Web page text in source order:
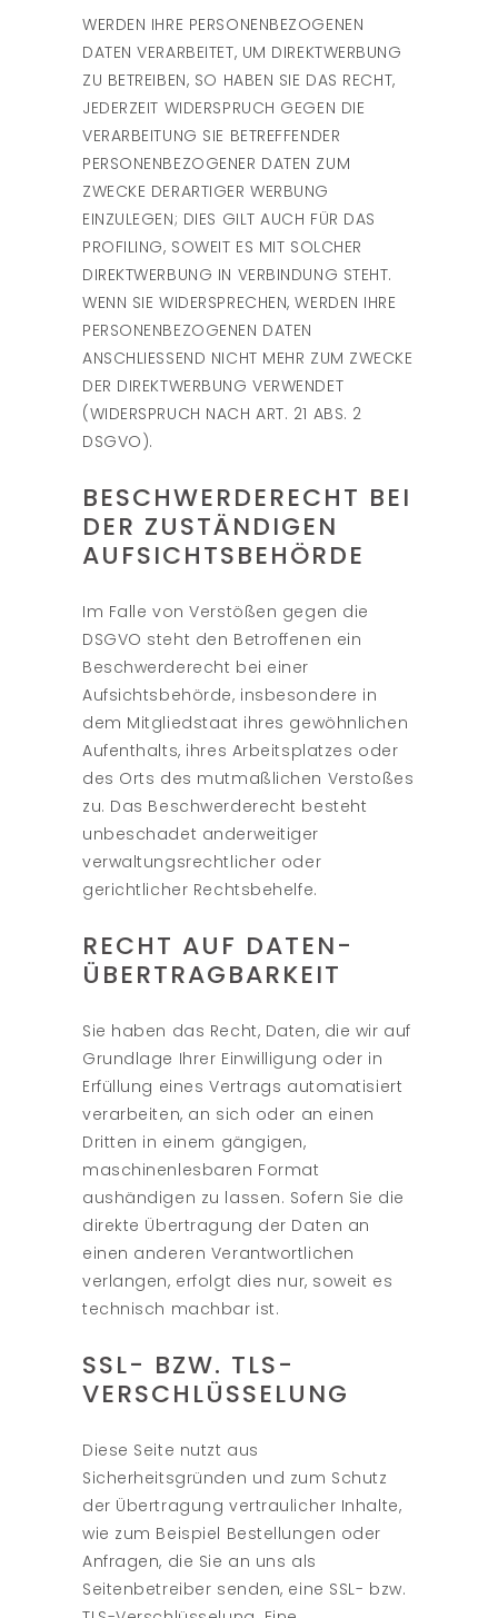
WERDEN IHRE PERSONENBEZOGENEN
DATEN VERARBEITET, UM DIREKTWERBUNG
ZU BETREIBEN, SO HABEN SIE DAS RECHT,
JEDERZEIT WIDERSPRUCH GEGEN DIE
VERARBEITUNG SIE BETREFFENDER
PERSONENBEZOGENER DATEN ZUM
ZWECKE DERARTIGER WERBUNG
EINZULEGEN; DIES GILT AUCH FÜR DAS
PROFILING, SOWEIT ES MIT SOLCHER
DIREKTWERBUNG IN VERBINDUNG STEHT.
WENN SIE WIDERSPRECHEN, WERDEN IHRE
PERSONENBEZOGENEN DATEN
ANSCHLIESSEND NICHT MEHR ZUM ZWECKE
DER DIREKTWERBUNG VERWENDET
(WIDERSPRUCH NACH ART. 21 ABS. 2
DSGVO).
BESCHWERDE­RECHT BEI
DER ZUSTÄNDIGEN
AUFSICHTS­BEHÖRDE
Im Falle von Verstößen gegen die
DSGVO steht den Betroffenen ein
Beschwerderecht bei einer
Aufsichtsbehörde, insbesondere in
dem Mitgliedstaat ihres gewöhnlichen
Aufenthalts, ihres Arbeitsplatzes oder
des Orts des mutmaßlichen Verstoßes
zu. Das Beschwerderecht besteht
unbeschadet anderweitiger
verwaltungsrechtlicher oder
gerichtlicher Rechtsbehelfe.
RECHT AUF DATEN­
ÜBERTRAG­BARKEIT
Sie haben das Recht, Daten, die wir auf
Grundlage Ihrer Einwilligung oder in
Erfüllung eines Vertrags automatisiert
verarbeiten, an sich oder an einen
Dritten in einem gängigen,
maschinenlesbaren Format
aushändigen zu lassen. Sofern Sie die
direkte Übertragung der Daten an
einen anderen Verantwortlichen
verlangen, erfolgt dies nur, soweit es
technisch machbar ist.
SSL- BZW. TLS-
VERSCHLÜSSELUNG
Diese Seite nutzt aus
Sicherheitsgründen und zum Schutz
der Übertragung vertraulicher Inhalte,
wie zum Beispiel Bestellungen oder
Anfragen, die Sie an uns als
Seitenbetreiber senden, eine SSL- bzw.